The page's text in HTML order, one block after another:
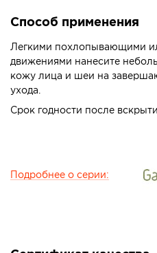
Способ применения
Легкими похлопывающими
движениями нанесите
кожу лица и шеи на
ухода.
Срок годности после
Подробнее о серии: